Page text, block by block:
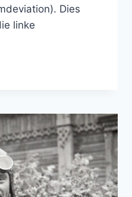
Dies
linke